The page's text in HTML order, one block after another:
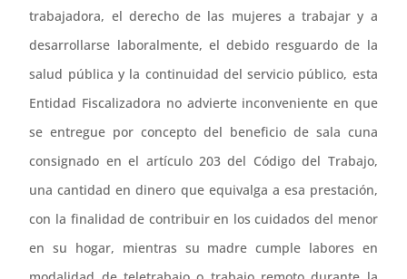
trabajadora, el derecho de las mujeres a trabajar y a
desarrollarse laboralmente, el debido resguardo de la
salud pública y la continuidad del servicio público, esta
Entidad Fiscalizadora no advierte inconveniente en que
se entregue por concepto del beneficio de sala cuna
consignado en el artículo 203 del Código del Trabajo,
una cantidad en dinero que equivalga a esa prestación,
con la finalidad de contribuir en los cuidados del menor
en su hogar, mientras su madre cumple labores en